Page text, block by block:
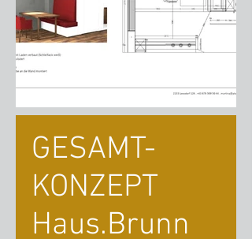
GESAMT-
KONZEPT
Haus.Brunn